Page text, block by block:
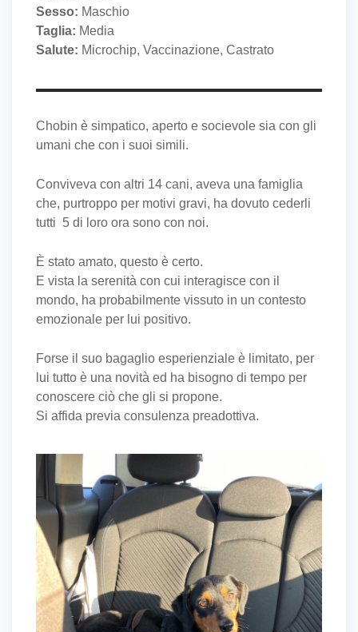
Sesso: Maschio
Taglia: Media
Salute: Microchip, Vaccinazione, Castrato
Chobin è simpatico, aperto e socievole sia con gli
umani che con i suoi simili.
Conviveva con altri 14 cani, aveva una famiglia
che, purtroppo per motivi gravi, ha dovuto cederli
tutti 5 di loro ora sono con noi.
È stato amato, questo è certo.
E vista la serenità con cui interagisce con il
mondo, ha probabilmente vissuto in un contesto
emozionale per lui positivo.
Forse il suo bagaglio esperienziale è limitato, per
lui tutto è una novità ed ha bisogno di tempo per
conoscere ciò che gli si propone.
Si affida previa consulenza preadottiva.